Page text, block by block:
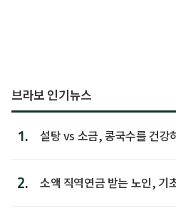
브라보 인기뉴스
1. 설탕 vs 소금, 콩국수를 건강
2.
소액 직역연금 받는 노인, 기